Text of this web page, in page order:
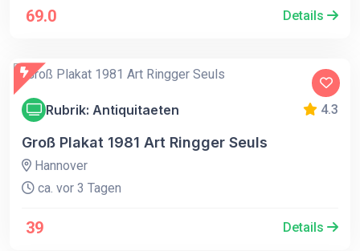
69.0 Details
Rubrik: Antiquitaeten 4.3
Groß Plakat 1981 Art Ringger Seuls
Hannover
ca. vor 3 Tagen
39 Details